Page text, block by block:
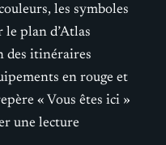
les symboles
le plan d’Atlas
des itinéraires
en rouge et
« Vous êtes ici »
une lecture